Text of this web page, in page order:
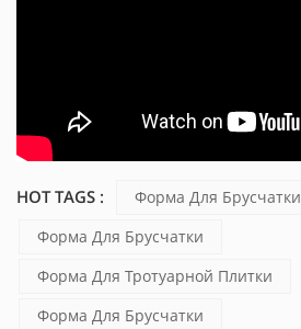
HOT TAGS :
Форма Для Брусчатки
Форма Для Брусчатки
Форма Для Тротуарной Плитки
Форма Для Брусчатки